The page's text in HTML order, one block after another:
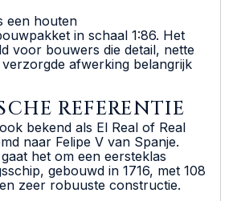
een houten
in schaal 1:86. Het
voor bouwers die detail, nette
verzorgde afwerking belangrijk
REFERENTIE
bekend als El Real of Real
naar Felipe V van Spanje.
het om een eersteklas
gebouwd in 1716, met 108
zeer robuuste constructie.